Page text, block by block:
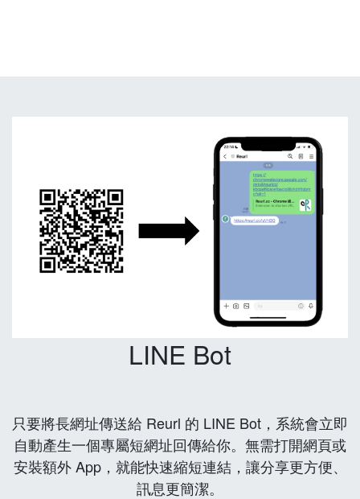
LINE Bot
只要將長網址傳送給 Reurl 的 LINE Bot，系統會立即
自動產生一個專屬短網址回傳給你。無需打開網頁或
安裝額外 App，就能快速縮短連結，讓分享更方便、
訊息更簡潔。